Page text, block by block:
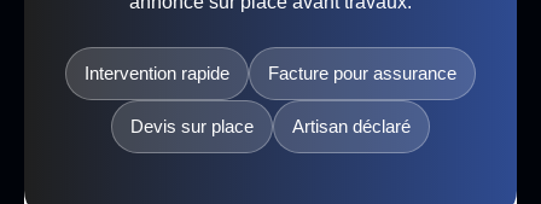
Intervention rapide Facture pour assurance
Devis sur place Artisan déclaré